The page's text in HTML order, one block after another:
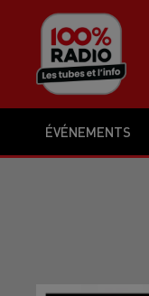
ÉVÉNEMENTS